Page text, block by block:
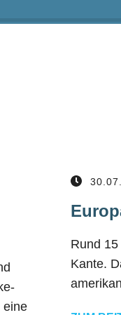
eine
Rund
Kante.